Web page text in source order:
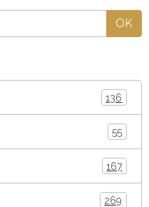
OK
136
55
167
269